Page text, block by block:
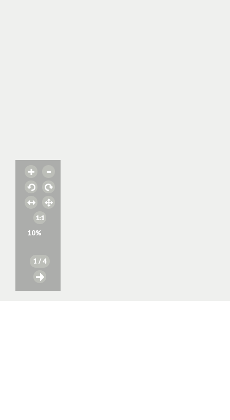
10%
1 / 4